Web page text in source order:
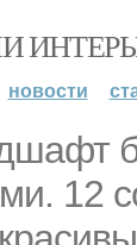
новости
12